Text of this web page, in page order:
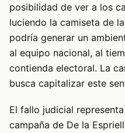
posibilidad de ver a los
luciendo la camiseta de
podría generar un
al equipo nacional, al
contienda electoral. La
busca capitalizar este
El fallo judicial
campaña de De la